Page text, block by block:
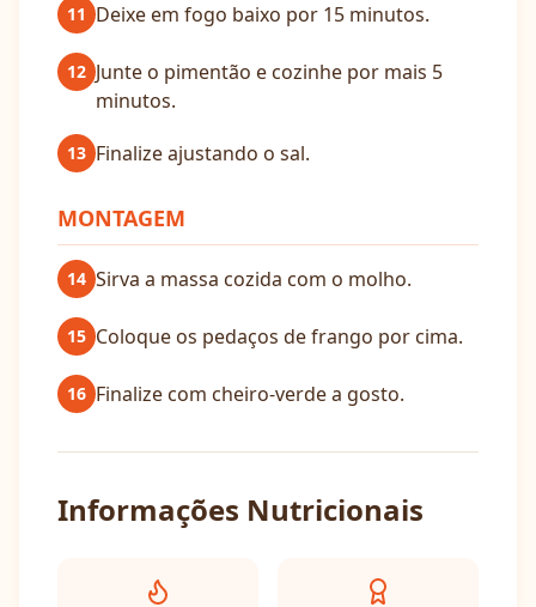
11 Deixe em fogo baixo por 15 minutos.
12 Junte o pimentão e cozinhe por mais 5
minutos.
13 Finalize ajustando o sal.
MONTAGEM
14 Sirva a massa cozida com o molho.
15 Coloque os pedaços de frango por cima.
16 Finalize com cheiro-verde a gosto.
Informações Nutricionais